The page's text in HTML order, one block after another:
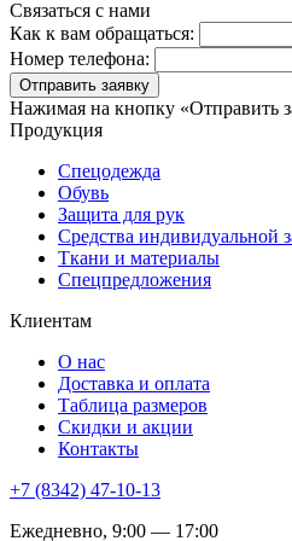
Связаться с нами
Как к вам обращаться:
Номер телефона:
Отправить заявку
Нажимая на кнопку «Отправить
Продукция
Спецодежда
Обувь
Защита для рук
Средства индивидуальной
Ткани и материалы
Спецпредложения
Клиентам
О нас
Доставка и оплата
Таблица размеров
Скидки и акции
Контакты
+7 (8342) 47-10-13
Ежедневно, 9:00 — 17:00